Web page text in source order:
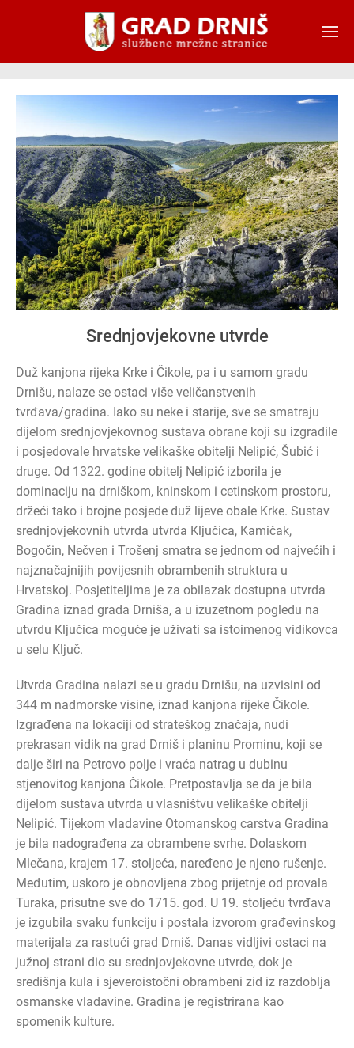
Skip to main content
Srednjovjekovne utvrde
Duž kanjona rijeka Krke i Čikole, pa i u samom gradu
Drnišu, nalaze se ostaci više veličanstvenih
tvrđava/gradina. Iako su neke i starije, sve se smatraju
dijelom srednjovjekovnog sustava obrane koji su izgradile
i posjedovale hrvatske velikaške obitelji Nelipić, Šubić i
druge. Od 1322. godine obitelj Nelipić izborila je
dominaciju na drniškom, kninskom i cetinskom prostoru,
držeći tako i brojne posjede duž lijeve obale Krke. Sustav
srednjovjekovnih utvrda utvrda Ključica, Kamičak,
Bogočin, Nečven i Trošenj smatra se jednom od najvećih i
najznačajnijih povijesnih obrambenih struktura u
Hrvatskoj. Posjetiteljima je za obilazak dostupna utvrda
Gradina iznad grada Drniša, a u izuzetnom pogledu na
utvrdu Ključica moguće je uživati sa istoimenog vidikovca
u selu Ključ.
Utvrda Gradina nalazi se u gradu Drnišu, na uzvisini od
344 m nadmorske visine, iznad kanjona rijeke Čikole.
Izgrađena na lokaciji od strateškog značaja, nudi
prekrasan vidik na grad Drniš i planinu Prominu, koji se
dalje širi na Petrovo polje i vraća natrag u dubinu
stjenovitog kanjona Čikole. Pretpostavlja se da je bila
dijelom sustava utvrda u vlasništvu velikaške obitelji
Nelipić. Tijekom vladavine Otomanskog carstva Gradina
je bila nadograđena za obrambene svrhe. Dolaskom
Mlečana, krajem 17. stoljeća, naređeno je njeno rušenje.
Međutim, uskoro je obnovljena zbog prijetnje od provala
Turaka, prisutne sve do 1715. god. U 19. stoljeću tvrđava
je izgubila svaku funkciju i postala izvorom građevinskog
materijala za rastući grad Drniš. Danas vidljivi ostaci na
južnoj strani dio su srednjovjekovne utvrde, dok je
središnja kula i sjeveroistočni obrambeni zid iz razdoblja
osmanske vladavine. Gradina je registrirana kao
spomenik kulture.